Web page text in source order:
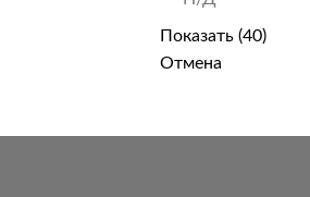
Показать (40)
Отмена